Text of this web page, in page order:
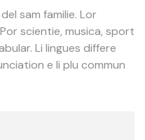
sam familie. Lor
scientie, musica, sport
Li lingues differe
e li plu commun